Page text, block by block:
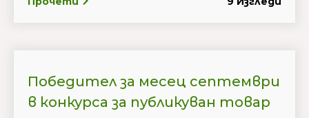
Победител за месец септември
в конкурса за публикуван товар